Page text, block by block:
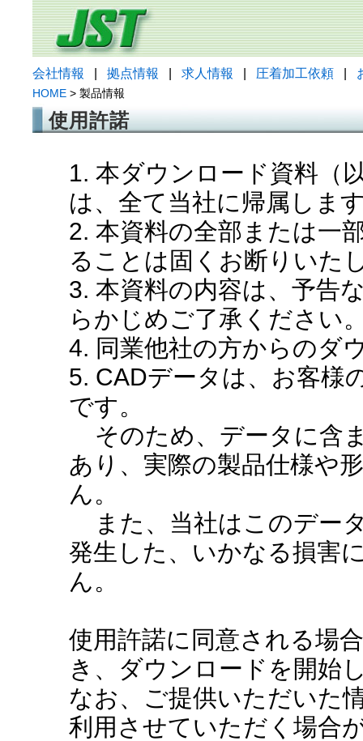
会社情報 拠点情報 求人情報 圧着加工依頼
HOME > 製品情報
使用許諾
1. 本ダウンロード資料（
は、全て当社に帰属しま
2. 本資料の全部または一
ることは固くお断りいた
3. 本資料の内容は、予告
らかじめご了承ください
4. 同業他社の方からのダ
5. CADデータは、お客様
です。
そのため、データに含
あり、実際の製品仕様や
ん。
また、当社はこのデー
発生した、いかなる損害
ん。
使用許諾に同意される場
き、ダウンロードを開始
なお、ご提供いただいた
利用させていただく場合